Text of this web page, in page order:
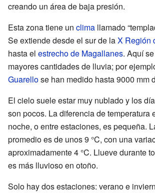
creando un área de baja presión.
Esta zona tiene un clima llamado
Se extiende desde el sur de laX Región
hasta el estrecho de Magallanes. Aquí
mayores cantidades de lluvia; por
Guarellose han medido hasta 9000 mm
El cielo suele estar muy nublado y los
son pocos. La diferencia de temperatura
noche, o entre estaciones, es pequeña.
promedio es de unos 9 °C, con una
aproximadamente 4 °C. Llueve durante
es más lluvioso en otoño.
Solo hay dos estaciones: verano e